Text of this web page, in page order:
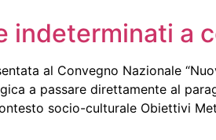
indeterminati a
al Convegno Nazionale
a passare direttamente al
socio-culturale Obiettivi